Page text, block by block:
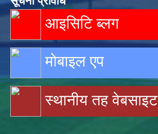
आइसिटि ब्लग
मोबाइल एप
स्थानीय तह वेबसाइट